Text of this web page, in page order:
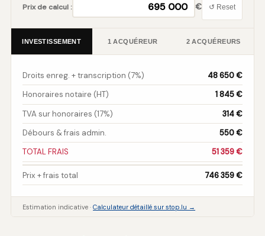
Prix de calcul : € ↺ Reset
INVESTISSEMENT 1 ACQUÉREUR 2 ACQUÉREURS
Droits enreg. + transcription (7%)
48 650 €
Honoraires notaire (HT)
1 845 €
TVA sur honoraires (17%)
314 €
Débours & frais admin.
550 €
TOTAL FRAIS
51 359 €
Prix + frais total 746 359 €
Estimation indicative ·Calculateur détaillé sur stop.lu →